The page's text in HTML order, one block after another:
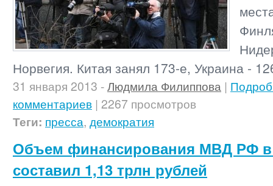
Норвегия. Китая занял 173-е, Украина -
31 января 2013 -Людмила Филиппова |
комментариев | 2267 просмотров
Теги: пресса, демократия
Объем финансирования МВД РФ в
составил 1,13 трлн рублей